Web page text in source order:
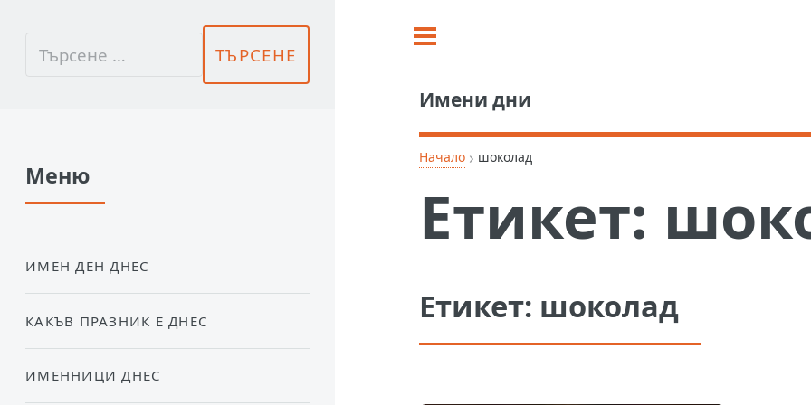
Имени дни
Начало › шоколад
Етикет:
Етикет: шоколад
Меню
ИМЕН ДЕН ДНЕС
КАКЪВ ПРАЗНИК Е ДНЕС
ИМЕННИЦИ ДНЕС